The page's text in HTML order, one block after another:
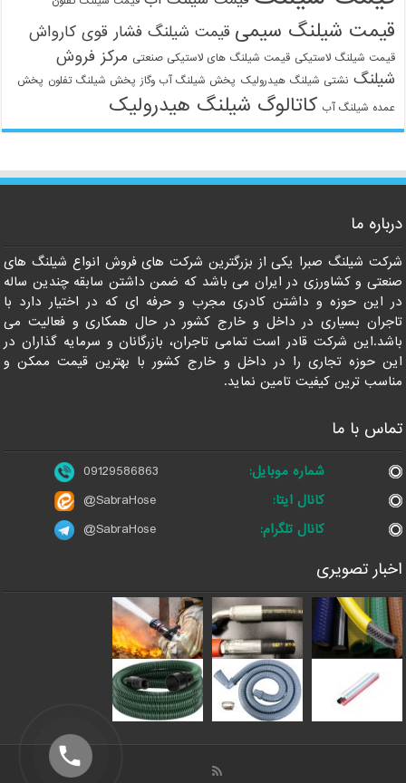
قیمت شیلنگ سیمی قیمت شیلنگ فشار قوی کارواش
قیمت شیلنگ لاستیکی قیمت شیلنگ های لاستیکی صنعتی مرکز فروش
شیلنگ نشتی شیلنگ هیدرولیک پخش شیلنگ آب وگاز پخش شیلنگ تفلون پخش
عمده شیلنگ آب کاتالوگ شیلنگ هیدرولیک
درباره ما
شرکت شیلنگ صبرا یکی از بزرگترین شرکت های فروش انواع شیلنگ های
صنعتی و کشاورزی در ایران می باشد که ضمن داشتن سابقه چندین ساله
در این حوزه و داشتن کادری مجرب و حرفه ای که در اختیار دارد با
تاجران بسیاری در داخل و خارج کشور در حال همکاری و فعالیت می
باشد.این شرکت قادر است تمامی تاجران، بازرگانان و سرمایه گذاران در
این حوزه تجاری را در داخل و خارج کشور با بهترین قیمت ممکن و
مناسب ترین کیفیت تامین نماید.
تماس با ما
شماره موبایل:
09129586863
کانال ایتا:
@SabraHose
کانال تلگرام:
@SabraHose
اخبار تصویری